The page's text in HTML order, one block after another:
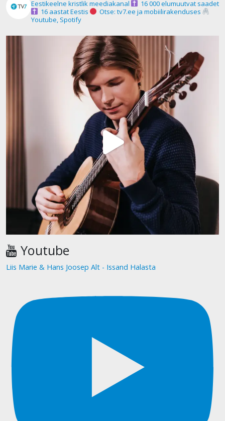
Eestikeelne kristlik meediakanal
16 000 elumuutvat saadet
16 aastat Eestis
Otse: tv7.ee ja mobiilirakenduses
Youtube, Spotify
Youtube
Liis Marie & Hans Joosep Alt - Issand Halasta